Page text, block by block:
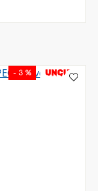
- 3 % UNCUT